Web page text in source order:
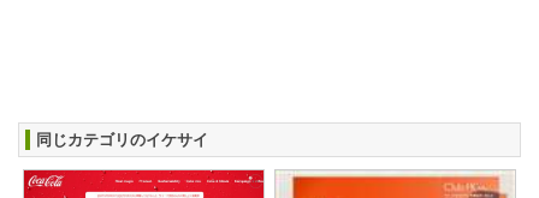
同じカテゴリのイケサイ